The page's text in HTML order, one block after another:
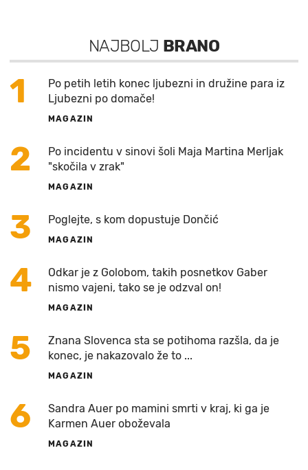
NAJBOLJ BRANO
1
Po petih letih konec ljubezni in družine para iz
Ljubezni po domače!
MAGAZIN
2
Po incidentu v sinovi šoli Maja Martina Merljak
"skočila v zrak"
MAGAZIN
3 Poglejte, s kom dopustuje Dončić
MAGAZIN
4
Odkar je z Golobom, takih posnetkov Gaber
nismo vajeni, tako se je odzval on!
MAGAZIN
5
Znana Slovenca sta se potihoma razšla, da je
konec, je nakazovalo že to ...
MAGAZIN
6
Sandra Auer po mamini smrti v kraj, ki ga je
Karmen Auer oboževala
MAGAZIN